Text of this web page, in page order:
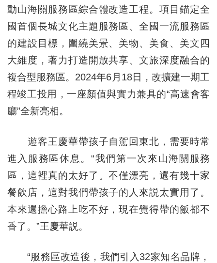
動山海關服務區綜合體改造工程。項目錨定全
國首個長城文化主題服務區、全國一流服務區
的建設目標，圍繞美景、美物、美食、美文四
大維度，著力打造開放共享、文旅深度融合的
複合型服務區。2024年6月18日，改擴建一期工
程竣工投用，一座顏值與實力兼具的“高速會客
廳”全新亮相。
遊客王慶華帶孩子自駕回東北，需要時常
進入服務區休息。“我們第一次來山海關服務
區，這裡真的太好了。不僅漂亮，還有幾十家
餐飲店，這對我們帶孩子的人來説太實用了。
本來還擔心路上吃不好，現在覺得帶的飯都不
香了。”王慶華説。
“服務區改造後，我們引入32家知名品牌，